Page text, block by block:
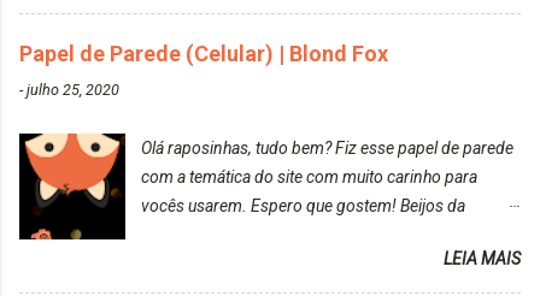
10.04. Após 30 minutos no cabelo, retirei o excesso
da tintura no banho e notei que os fios estavam
ressecados (Já ensinamos aqui no site, uma
caseira-cronograma-capilar.html ). Foi difícil retirar o
excesso. É uma tintura fácil de aplicar, o cheiro é
agradável. Cabelo antes da descoloração da raiz:
Papel de Parede (Celular) | Blond Fox
-julho 25, 2020
Olá raposinhas, tudo bem? Fiz esse papel de parede
com a temática do site com muito carinho para
vocês usarem. Espero que gostem! Beijos da
LEIA MAIS